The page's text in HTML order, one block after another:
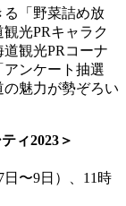
る「野菜詰め放
光PRキャラク
観光PRコーナ
ンケート抽選
魅力が勢ぞろい
ィ2023＞
日〜9日）、11時